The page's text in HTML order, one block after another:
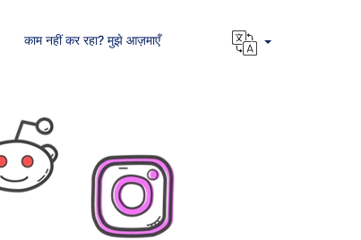
काम नहीं कर रहा? मुझे आज़माएँ